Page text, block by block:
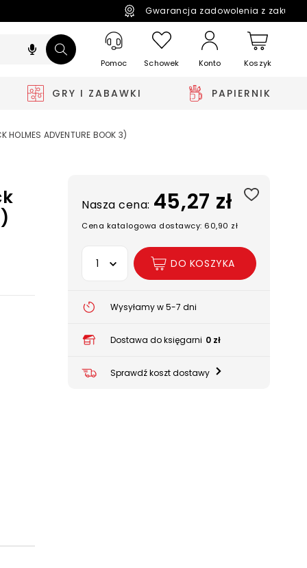
Gwarancja zadowolenia z
Pomoc Schowek Konto Koszyk
GRY I ZABAWKI PAPIERNIK
HOLMES ADVENTURE BOOK 3)
Nasza cena: 45,27 zł
Cena katalogowa dostawcy: 60,90 zł
Wybierz opcję
DO KOSZYKA
Wysyłamy w 5-7 dni
Dostawa do księgarni 0 zł
Sprawdź koszt dostawy